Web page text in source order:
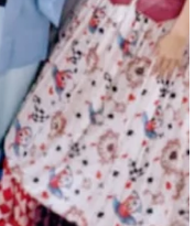
・三段壁洞窟」
う